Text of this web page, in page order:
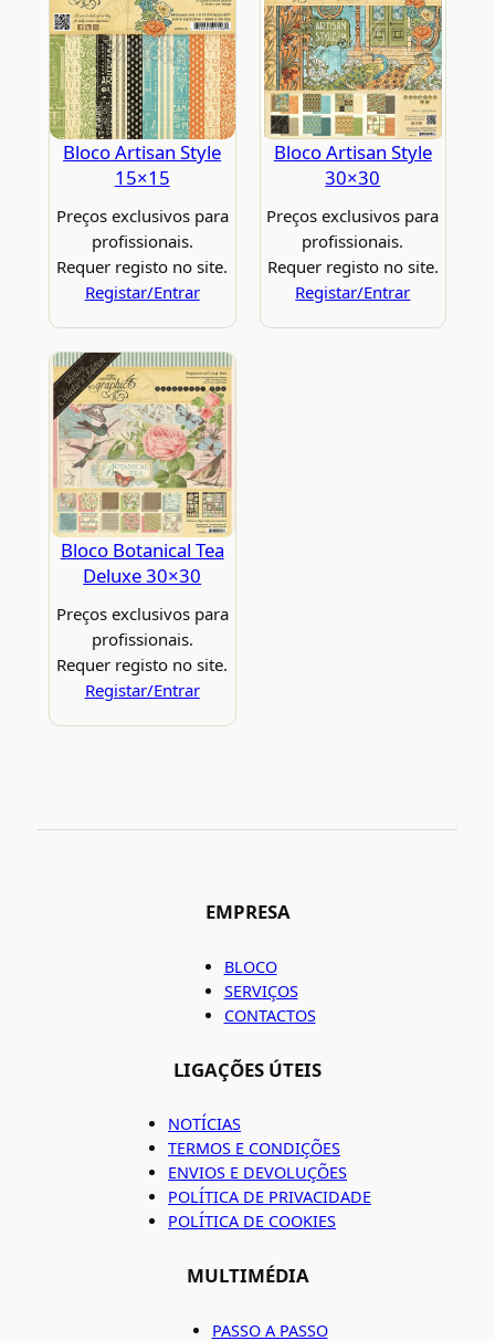
Bloco Artisan Style
15×15
Preços exclusivos para
profissionais.
Requer registo no site.
Registar/Entrar
Bloco Artisan Style
30×30
Preços exclusivos para
profissionais.
Requer registo no site.
Registar/Entrar
Bloco Botanical Tea
Deluxe 30×30
Preços exclusivos para
profissionais.
Requer registo no site.
Registar/Entrar
EMPRESA
BLOCO
SERVIÇOS
CONTACTOS
LIGAÇÕES ÚTEIS
NOTÍCIAS
TERMOS E CONDIÇÕES
ENVIOS E DEVOLUÇÕES
POLÍTICA DE PRIVACIDADE
POLÍTICA DE COOKIES
MULTIMÉDIA
PASSO A PASSO